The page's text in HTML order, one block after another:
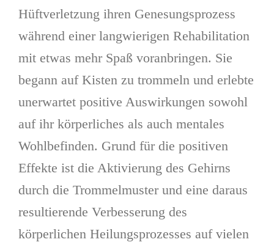
Hüftverletzung ihren Genesungsprozess
während einer langwierigen Rehabilitation
mit etwas mehr Spaß voranbringen. Sie
begann auf Kisten zu trommeln und erlebte
unerwartet positive Auswirkungen sowohl
auf ihr körperliches als auch mentales
Wohlbefinden. Grund für die positiven
Effekte ist die Aktivierung des Gehirns
durch die Trommelmuster und eine daraus
resultierende Verbesserung des
körperlichen Heilungsprozesses auf vielen